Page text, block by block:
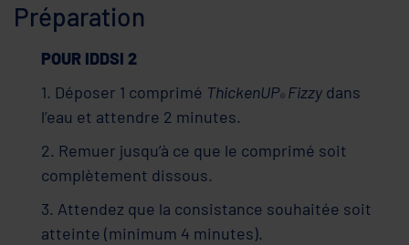
Préparation
POUR IDDSI 2
1. Déposer 1 comprimé ThickenUP® Fizzy dans
l’eau et attendre 2 minutes.
2. Remuer jusqu’à ce que le comprimé soit
complètement dissous.
3. Attendez que la consistance souhaitée soit
atteinte (minimum 4 minutes).